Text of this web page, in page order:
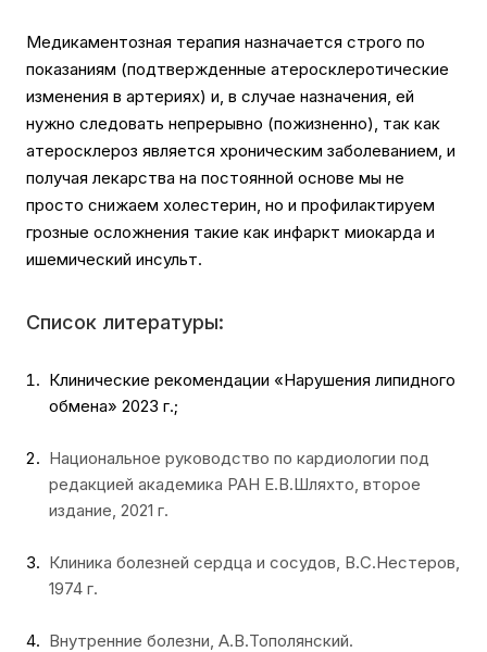
Медикаментозная терапия назначается строго по
показаниям (подтвержденные атеросклеротические
изменения в артериях) и, в случае назначения, ей
нужно следовать непрерывно (пожизненно), так как
атеросклероз является хроническим заболеванием, и
получая лекарства на постоянной основе мы не
просто снижаем холестерин, но и профилактируем
грозные осложнения такие как инфаркт миокарда и
ишемический инсульт.
Список литературы:
Клинические рекомендации «Нарушения липидного
обмена» 2023 г.;
Национальное руководство по кардиологии под
редакцией академика РАН Е.В.Шляхто, второе
издание, 2021 г.
Клиника болезней сердца и сосудов, В.С.Нестеров,
1974 г.
Внутренние болезни, А.В.Тополянский.